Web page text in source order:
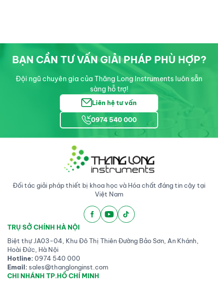
BẠN CẦN TƯ VẤN GIẢI PHÁP PHÙ HỢP?
Đội ngũ chuyên gia của Thăng Long Instruments luôn sẵn
sàng hỗ trợ!
Liên hệ tư vấn
0974 540 000
Đối tác giải pháp thiết bị khoa học và Hóa chất đáng tin cậy tại
Việt Nam
TRỤ SỞ CHÍNH HÀ NỘI
Biệt thự JA03-04, Khu Đô Thị Thiên Đường Bảo Sơn, An Khánh,
Hoài Đức, Hà Nội
Hotline:0974 540 000
Email:sales@thanglonginst.com
CHI NHÁNH TP.HỒ CHÍ MINH